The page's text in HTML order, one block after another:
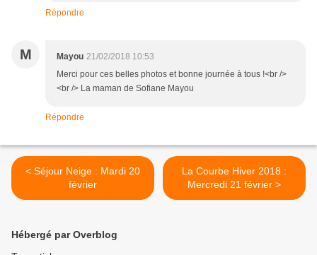
Répondre
M Mayou 21/02/2018 10:53
Merci pour ces belles photos et bonne journée à tous !<br />
<br /> La maman de Sofiane Mayou
Répondre
< Séjour Neige : Mardi 20
février
La Courbe Hiver 2018 :
Mercredi 21 février >
Hébergé par Overblog